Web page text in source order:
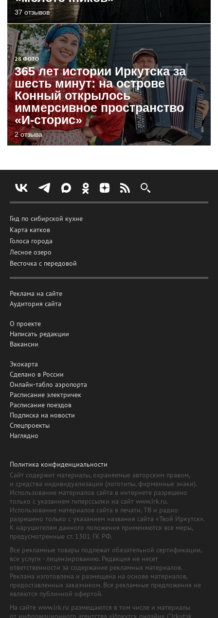
37 отзывов
28 ФОТО
365 лет истории Иркутска за
шесть минут: на острове
Конный открылось
иммерсивное пространство
«И-сторис»
2 отзыва
Гид по сибирской кухне
Карта катков
Голоса города
Лесное озеро
Весточка с передовой
Реклама на сайте
Аудитория сайта
О проекте
Написать редакции
Вакансии
Экокарта
Сделано в России
Онлайн-табло аэропорта
Расписание электричек
Расписание поездов
Подписка на новости
Спецпроекты
Наглядно
Политика конфиденциальности
Сайт содержит материалы, охраняемые авторским правом,
и средства индивидуализации (логотипы, фирменные знаки).
Использование материалов сайта в интернете разрешено
только с указанием гиперссылки на сайт www.irk.ru.
Использование материалов сайта в печати, ТВ и радио
разрешено только с указанием названия сайта «Твой Иркутск».
К нарушителям данного положения применяются все меры,
предусмотренные ст. 1301 ГК РФ.
Все рекламные товары подлежат обязательной сертификации,
все услуги - лицензированию. Редакция не несет
ответственности за содержание рекламных материалов.
Реклама изготовлена и размещена на основе материалов,
предоставленных заказчиком. Все рекламные предложения не
являются публичной офертой.
На сайте www.irk.ru размещаются в том числе и материалы
от информационного агентства «Иркутск онлайн» ("Irkutsk